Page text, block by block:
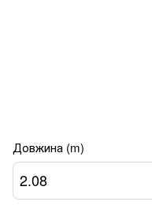
Довжина (m)
2.08